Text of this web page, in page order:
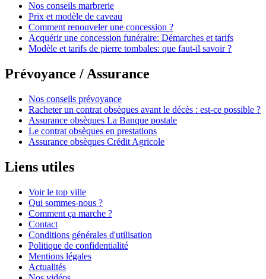
Nos conseils marbrerie
Prix et modèle de caveau
Comment renouveler une concession ?
Acquérir une concession funéraire: Démarches et tarifs
Modèle et tarifs de pierre tombales: que faut-il savoir ?
Prévoyance / Assurance
Nos conseils prévoyance
Racheter un contrat obsèques avant le décès : est-ce possible ?
Assurance obsèques La Banque postale
Le contrat obsèques en prestations
Assurance obsèques Crédit Agricole
Liens utiles
Voir le top ville
Qui sommes-nous ?
Comment ça marche ?
Contact
Conditions générales d'utilisation
Politique de confidentialité
Mentions légales
Actualités